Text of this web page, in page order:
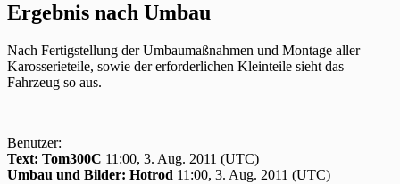
Ergebnis nach Umbau
Nach Fertigstellung der Umbaumaßnahmen und Montage aller
Karosserieteile, sowie der erforderlichen Kleinteile sieht das
Fahrzeug so aus.
Benutzer:
Text: Tom300C 11:00, 3. Aug. 2011 (UTC)
Umbau und Bilder: Hotrod 11:00, 3. Aug. 2011 (UTC)